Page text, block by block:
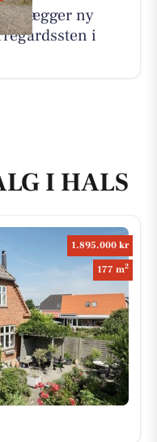
anlægger ny
i
I HALS
1.895.000 kr
177 m2